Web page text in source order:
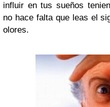
influir en tus sueños
no hace falta que leas el
olores.